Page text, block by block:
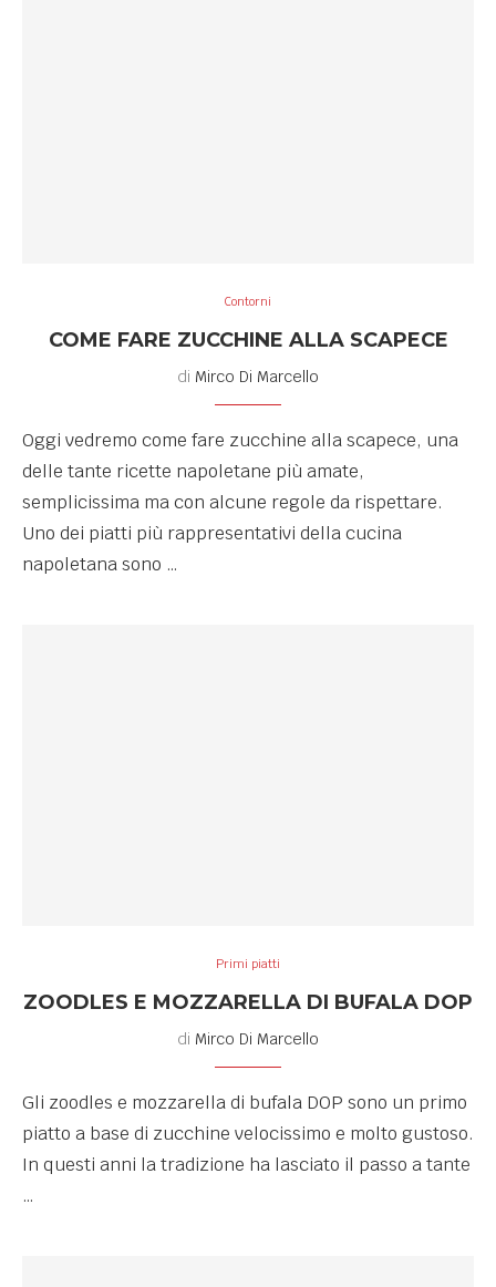
Contorni
COME FARE ZUCCHINE ALLA SCAPECE
di Mirco Di Marcello
Oggi vedremo come fare zucchine alla scapece, una
delle tante ricette napoletane più amate,
semplicissima ma con alcune regole da rispettare.
Uno dei piatti più rappresentativi della cucina
napoletana sono …
Primi piatti
ZOODLES E MOZZARELLA DI BUFALA DOP
di Mirco Di Marcello
Gli zoodles e mozzarella di bufala DOP sono un primo
piatto a base di zucchine velocissimo e molto gustoso.
In questi anni la tradizione ha lasciato il passo a tante
…